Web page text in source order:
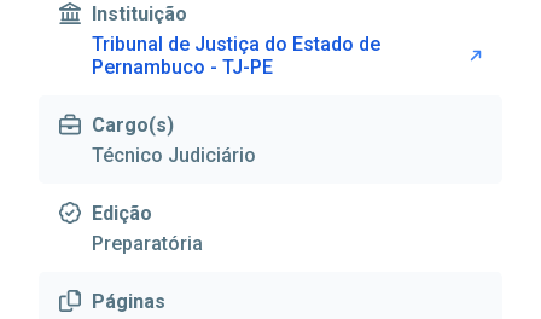
Instituição
Tribunal de Justiça do Estado de
Pernambuco - TJ-PE
Cargo(s)
Técnico Judiciário
Edição
Preparatória
Páginas